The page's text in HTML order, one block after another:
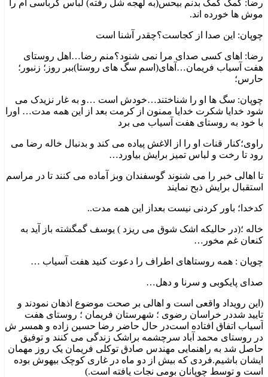
رضا: کمک کمک بدنم بیحس(به لهجه شل رفته) لباس کرباسی ام را
موش ها خورده اند.
چوپان: این صدا از کجاست؟چقدر آشنا است
رضا: اهای کسی صدای مرا نمی شنود؟منم رضا…اهل روستای
هفت آسیاب فریمان…آهای(اسم سگ های روستا)ببر روز؛ زنبور؛
حارس؛
چوپان: سگ ها او را شناختند…خودش است …و به غار نزیدک می
شود خدایا شکرت خدایا ممنون از کرمت بعد از این همه مدت… اورا
با خود به روستای هفت آسیاب می برد
راوی؛کنار قنات او را از الاغش پیاده می کند و بدنبال خاله رضا می
رود تا رخت و لباس تمیز برایش بیاورد…
تا اهالی خبر را می شنوند گوسفندان وبز آماده می کنند تا در مراسم
استقبال برایش ذبح نمایند
کدخدا؛ باور کردنی نیست بعداز این همه مدت..
خاله ؛(در حالیکه اشک شوق می ریزد ) یوسف گمگشته باز آید به
کنعان غم مخور…
چوپان : همه روستاهای اطراف را دعوت کنید هفت آسیاب …
صدای پایکوبی و سرنا و دهل…
(این رویداد واقعی است و اهالی بر صحت موضوع اذهان نمودند و
تایید شددر خراسان رضوی ؛ شهرستان فریمان ؛ روستای هفت
آسیاب اتفاق افتاده است‌در حال حاضر رضا حسین زاده و همسر ش
در روستای محمد آباد سرچشمه براشک زندگی می کنند و توفیق
حاصل شد به راهنمایی مهندس صادق توکلی فریمان یک روز مهمان
ایشان باشیم.فردی که بیش از دو ماه در غاری کوچک بیهوش بوده
است و توسط چوپانان بومی نجات یافته است.)